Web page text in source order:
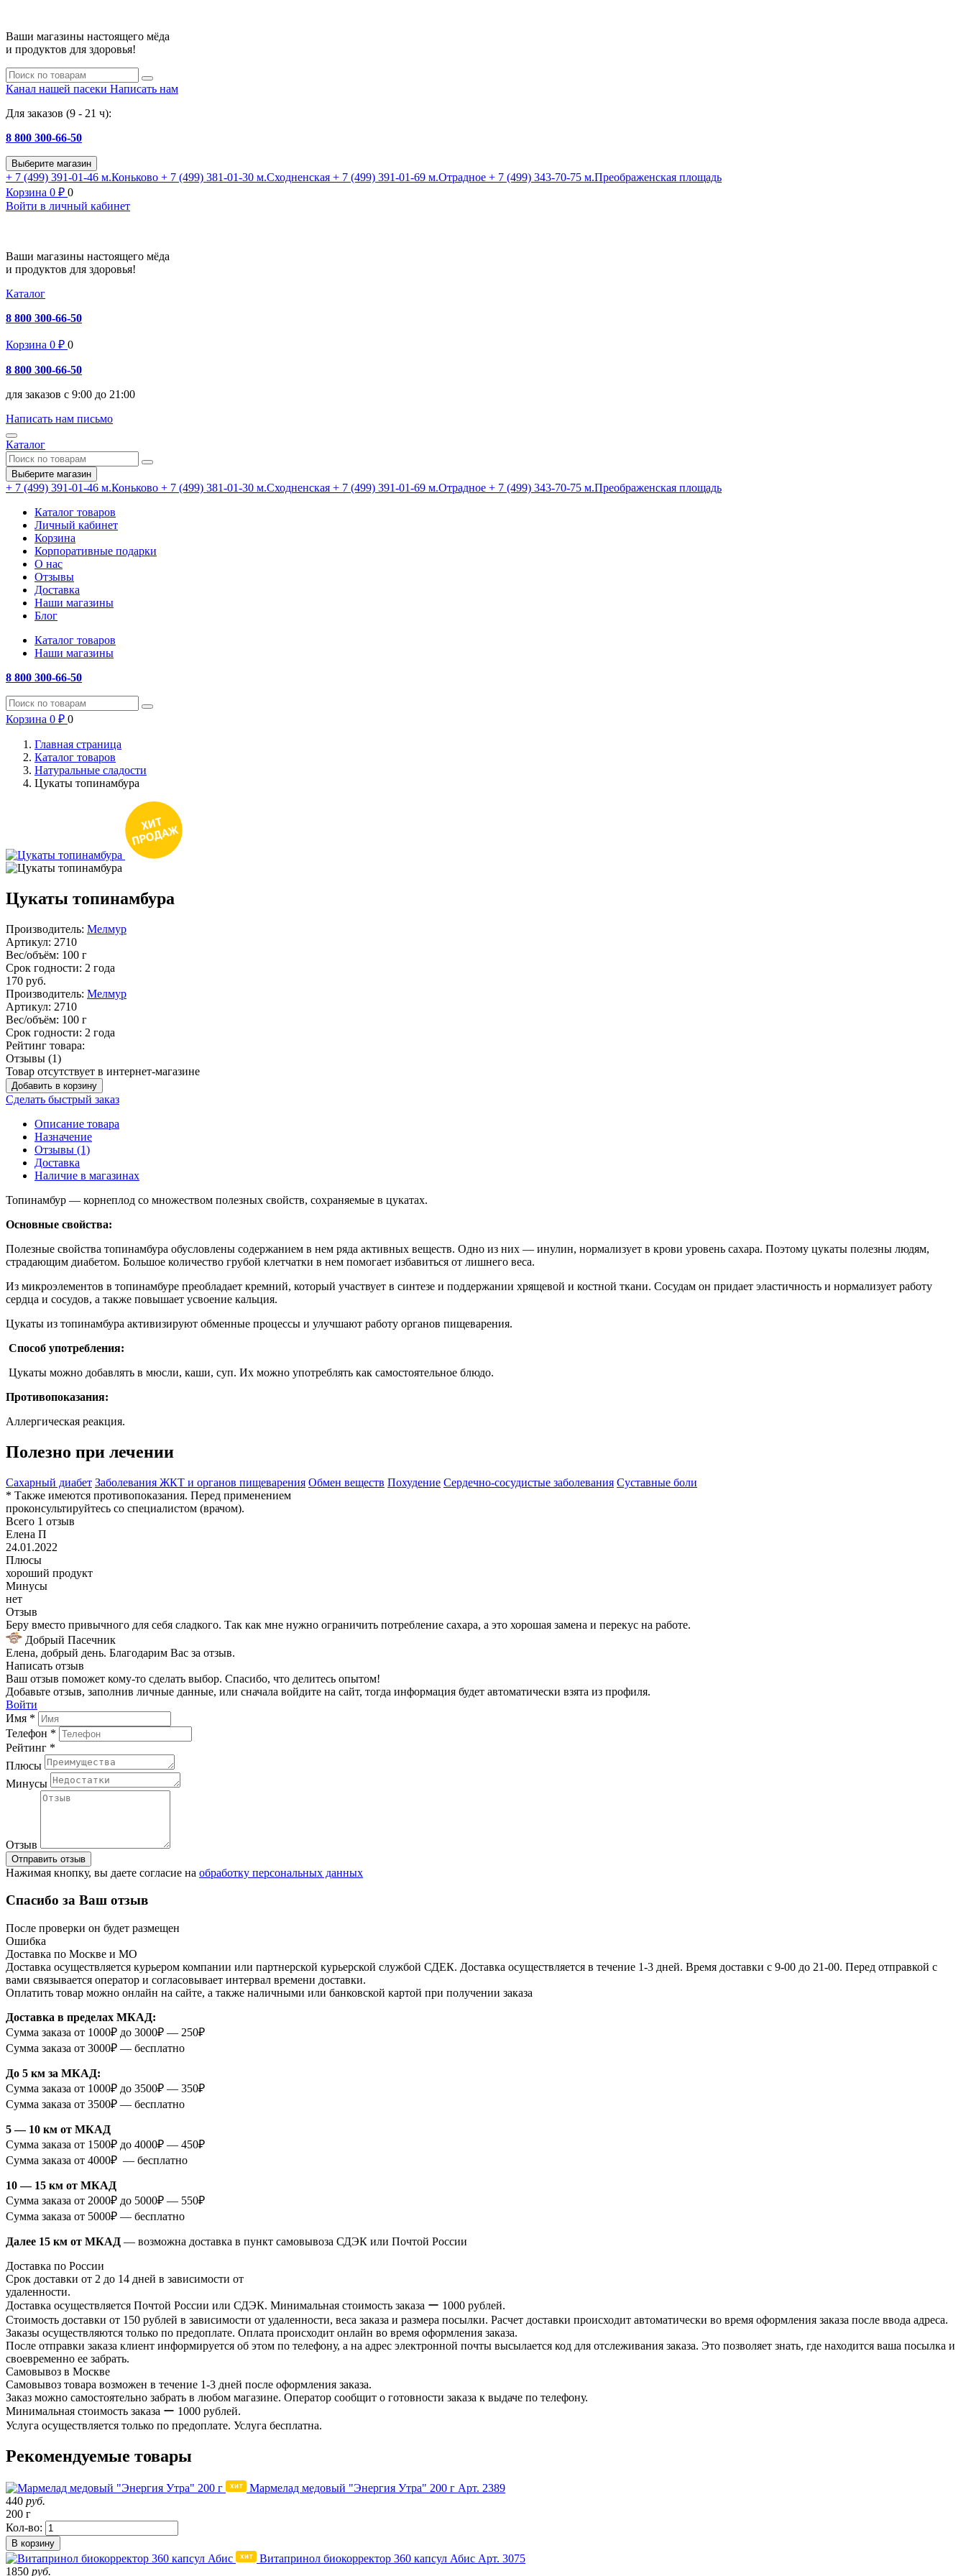
Ваши магазины настоящего мёда
и продуктов для здоровья!
Канал нашей пасеки Написать нам
Для заказов (9 - 21 ч):
8 800 300-66-50
Выберите магазин
+ 7 (499) 391-01-46 м.Коньково + 7 (499) 381-01-30 м.Сходненская + 7 (499) 391-01-69 м.Отрадное + 7 (499) 343-70-75 м.Преображенская площадь
Корзина 0 ₽ 0
Войти в личный кабинет
Ваши магазины настоящего мёда
и продуктов для здоровья!
Каталог
8 800 300-66-50
Корзина 0 ₽ 0
8 800 300-66-50
для заказов с 9:00 до 21:00
Написать нам письмо
Каталог
Выберите магазин
+ 7 (499) 391-01-46 м.Коньково + 7 (499) 381-01-30 м.Сходненская + 7 (499) 391-01-69 м.Отрадное + 7 (499) 343-70-75 м.Преображенская площадь
Каталог товаров
Личный кабинет
Корзина
Корпоративные подарки
О нас
Отзывы
Доставка
Наши магазины
Блог
Каталог товаров
Наши магазины
8 800 300-66-50
Корзина 0 ₽ 0
Главная страница
Каталог товаров
Натуральные сладости
Цукаты топинамбура
Цукаты топинамбура
Производитель: Мелмур
Артикул: 2710
Вес/объём: 100 г
Срок годности: 2 года
170 руб.
Производитель: Мелмур
Артикул: 2710
Вес/объём: 100 г
Срок годности: 2 года
Рейтинг товара:
Отзывы (1)
Товар отсутствует в интернет-магазине
Добавить в корзину
Сделать быстрый заказ
Описание товара
Назначение
Отзывы (1)
Доставка
Наличие в магазинах
Топинамбур — корнеплод со множеством полезных свойств, сохраняемые в цукатах.
Основные свойства:
Полезные свойства топинамбура обусловлены содержанием в нем ряда активных веществ. Одно из них — инулин, нормализует в крови уровень сахара. Поэтому цукаты полезны людям,
страдающим диабетом. Большое количество грубой клетчатки в нем помогает избавиться от лишнего веса.
Из микроэлементов в топинамбуре преобладает кремний, который участвует в синтезе и поддержании хрящевой и костной ткани. Сосудам он придает эластичность и нормализует работу
сердца и сосудов, а также повышает усвоение кальция.
Цукаты из топинамбура активизируют обменные процессы и улучшают работу органов пищеварения.
Способ употребления:
Цукаты можно добавлять в мюсли, каши, суп. Их можно употреблять как самостоятельное блюдо.
Противопоказания:
Аллергическая реакция.
Полезно при лечении
Сахарный диабет Заболевания ЖКТ и органов пищеварения Обмен веществ Похудение Сердечно-сосудистые заболевания Суставные боли
* Также имеются противопоказания. Перед применением
проконсультируйтесь со специалистом (врачом).
Всего 1 отзыв
Елена П
24.01.2022
Плюсы
хороший продукт
Минусы
нет
Отзыв
Беру вместо привычного для себя сладкого. Так как мне нужно ограничить потребление сахара, а это хорошая замена и перекус на работе.
Добрый Пасечник
Елена, добрый день. Благодарим Вас за отзыв.
Написать отзыв
Ваш отзыв поможет кому-то сделать выбор. Спасибо, что делитесь опытом!
Добавьте отзыв, заполнив личные данные, или сначала войдите на сайт, тогда информация будет автоматически взята из профиля.
Войти
Имя *
Телефон *
Рейтинг *
Плюсы
Минусы
Отзыв
Отправить отзыв
Нажимая кнопку, вы даете согласие на обработку персональных данных
Спасибо за Ваш отзыв
После проверки он будет размещен
Ошибка
Доставка по Москве и МО
Доставка осуществляется курьером компании или партнерской курьерской службой СДЕК. Доставка осуществляется в течение 1-3 дней. Время доставки с 9-00 до 21-00. Перед отправкой с
вами связывается оператор и согласовывает интервал времени доставки.
Оплатить товар можно онлайн на сайте, а также наличными или банковской картой при получении заказа
Доставка в пределах МКАД:
Сумма заказа от 1000₽ до 3000₽ — 250₽
Сумма заказа от 3000₽ — бесплатно
До 5 км за МКАД:
Сумма заказа от 1000₽ до 3500₽ — 350₽
Сумма заказа от 3500₽ — бесплатно
5 — 10 км от МКАД
Сумма заказа от 1500₽ до 4000₽ — 450₽
Сумма заказа от 4000₽ — бесплатно
10 — 15 км от МКАД
Сумма заказа от 2000₽ до 5000₽ — 550₽
Сумма заказа от 5000₽ — бесплатно
Далее 15 км от МКАД — возможна доставка в пункт самовывоза СДЭК или Почтой России
Доставка по России
Срок доставки от 2 до 14 дней в зависимости от
удаленности.
Доставка осуществляется Почтой России или СДЭК. Минимальная стоимость заказа ー 1000 рублей.
Стоимость доставки от 150 рублей в зависимости от удаленности, веса заказа и размера посылки. Расчет доставки происходит автоматически во время оформления заказа после ввода адреса.
Заказы осуществляются только по предоплате. Оплата происходит онлайн во время оформления заказа.
После отправки заказа клиент информируется об этом по телефону, а на адрес электронной почты высылается код для отслеживания заказа. Это позволяет знать, где находится ваша посылка и
своевременно ее забрать.
Самовывоз в Москве
Самовывоз товара возможен в течение 1-3 дней после оформления заказа.
Заказ можно самостоятельно забрать в любом магазине. Оператор сообщит о готовности заказа к выдаче по телефону.
Минимальная стоимость заказа ー 1000 рублей.
Услуга осуществляется только по предоплате. Услуга бесплатна.
Рекомендуемые товары
Мармелад медовый "Энергия Утра" 200 г Арт. 2389
440 руб.
200 г
Кол-во:
В корзину
Витапринол биокорректор 360 капсул Абис Арт. 3075
1850 руб.